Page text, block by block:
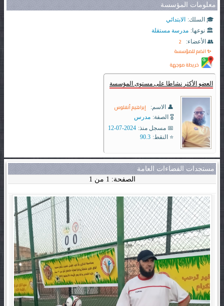
معلومات المؤسسة
🎓 السلك: الابتدائي
🏛️ نوعها: مدرسة مستقلة
👥 الأعضاء:
2
✨ انضم للمؤسسة
خريطة موجهة
العضو الأكثر نشاطا على مستوى المؤسسة
👤 الاسم: إبراهيم أنفلوس
🎖️ الصفة: مدرس
📅 مسجل منذ: 2024-07-12
⭐ النقط: 90.3
مستجدات الفضاءات العامة
الصفحة: 1 من 1